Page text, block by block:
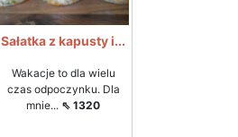
Sałatka z kapusty i...
Wakacje to dla wielu
czas odpoczynku. Dla
mnie... ⇖ 1320